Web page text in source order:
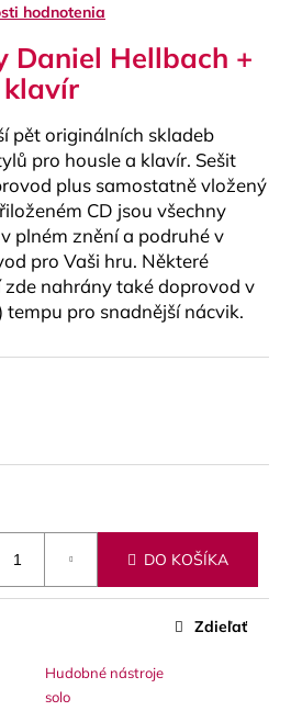
hodnotenia
Daniel Hellbach +
klavír
pět originálních skladeb
pro housle a klavír. Sešit
plus samostatně vložený
CD jsou všechny
plném znění a podruhé v
pro Vaši hru. Některé
nahrány také doprovod v
tempu pro snadnější nácvik.
DO KOŠÍKA
Hudobné nástroje
solo
Zdieľať